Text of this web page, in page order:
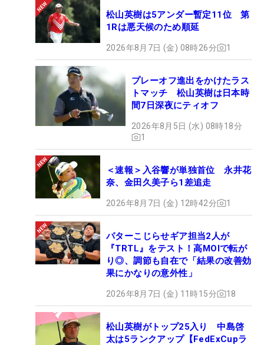
松山英樹は5アンダー暫定11位 第
1Rは悪天候のため順延
2026年8月7日 (金) 08時26分 1
プレーオフ進出をかけたラス
トマッチ 松山英樹は日本時
間7日深夜にティオフ
2026年8月5日 (水) 08時18分
1
＜速報＞入谷響が単独首位 永井花
奈、金田久美子ら1差追走
2026年8月7日 (金) 12時42分 1
パターこじらせギア担当2人が
『TRTL』をテスト！高MOIで転が
り◎、調節も自在で「結果の改善効
果にかなりの意外性」
2026年8月7日 (金) 11時15分 18
松山英樹がトップ25入り 中島啓
太は5ランクアップ【FedExCupラ